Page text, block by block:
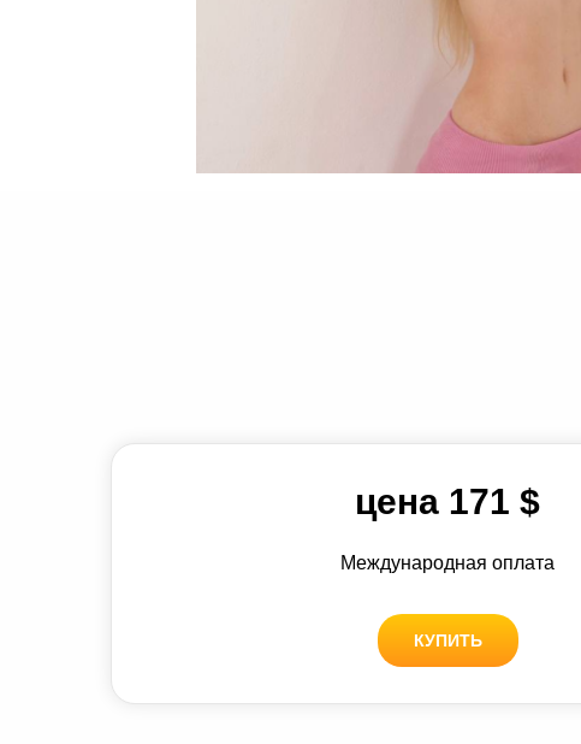
цена 171 $
Международная оплата
КУПИТЬ